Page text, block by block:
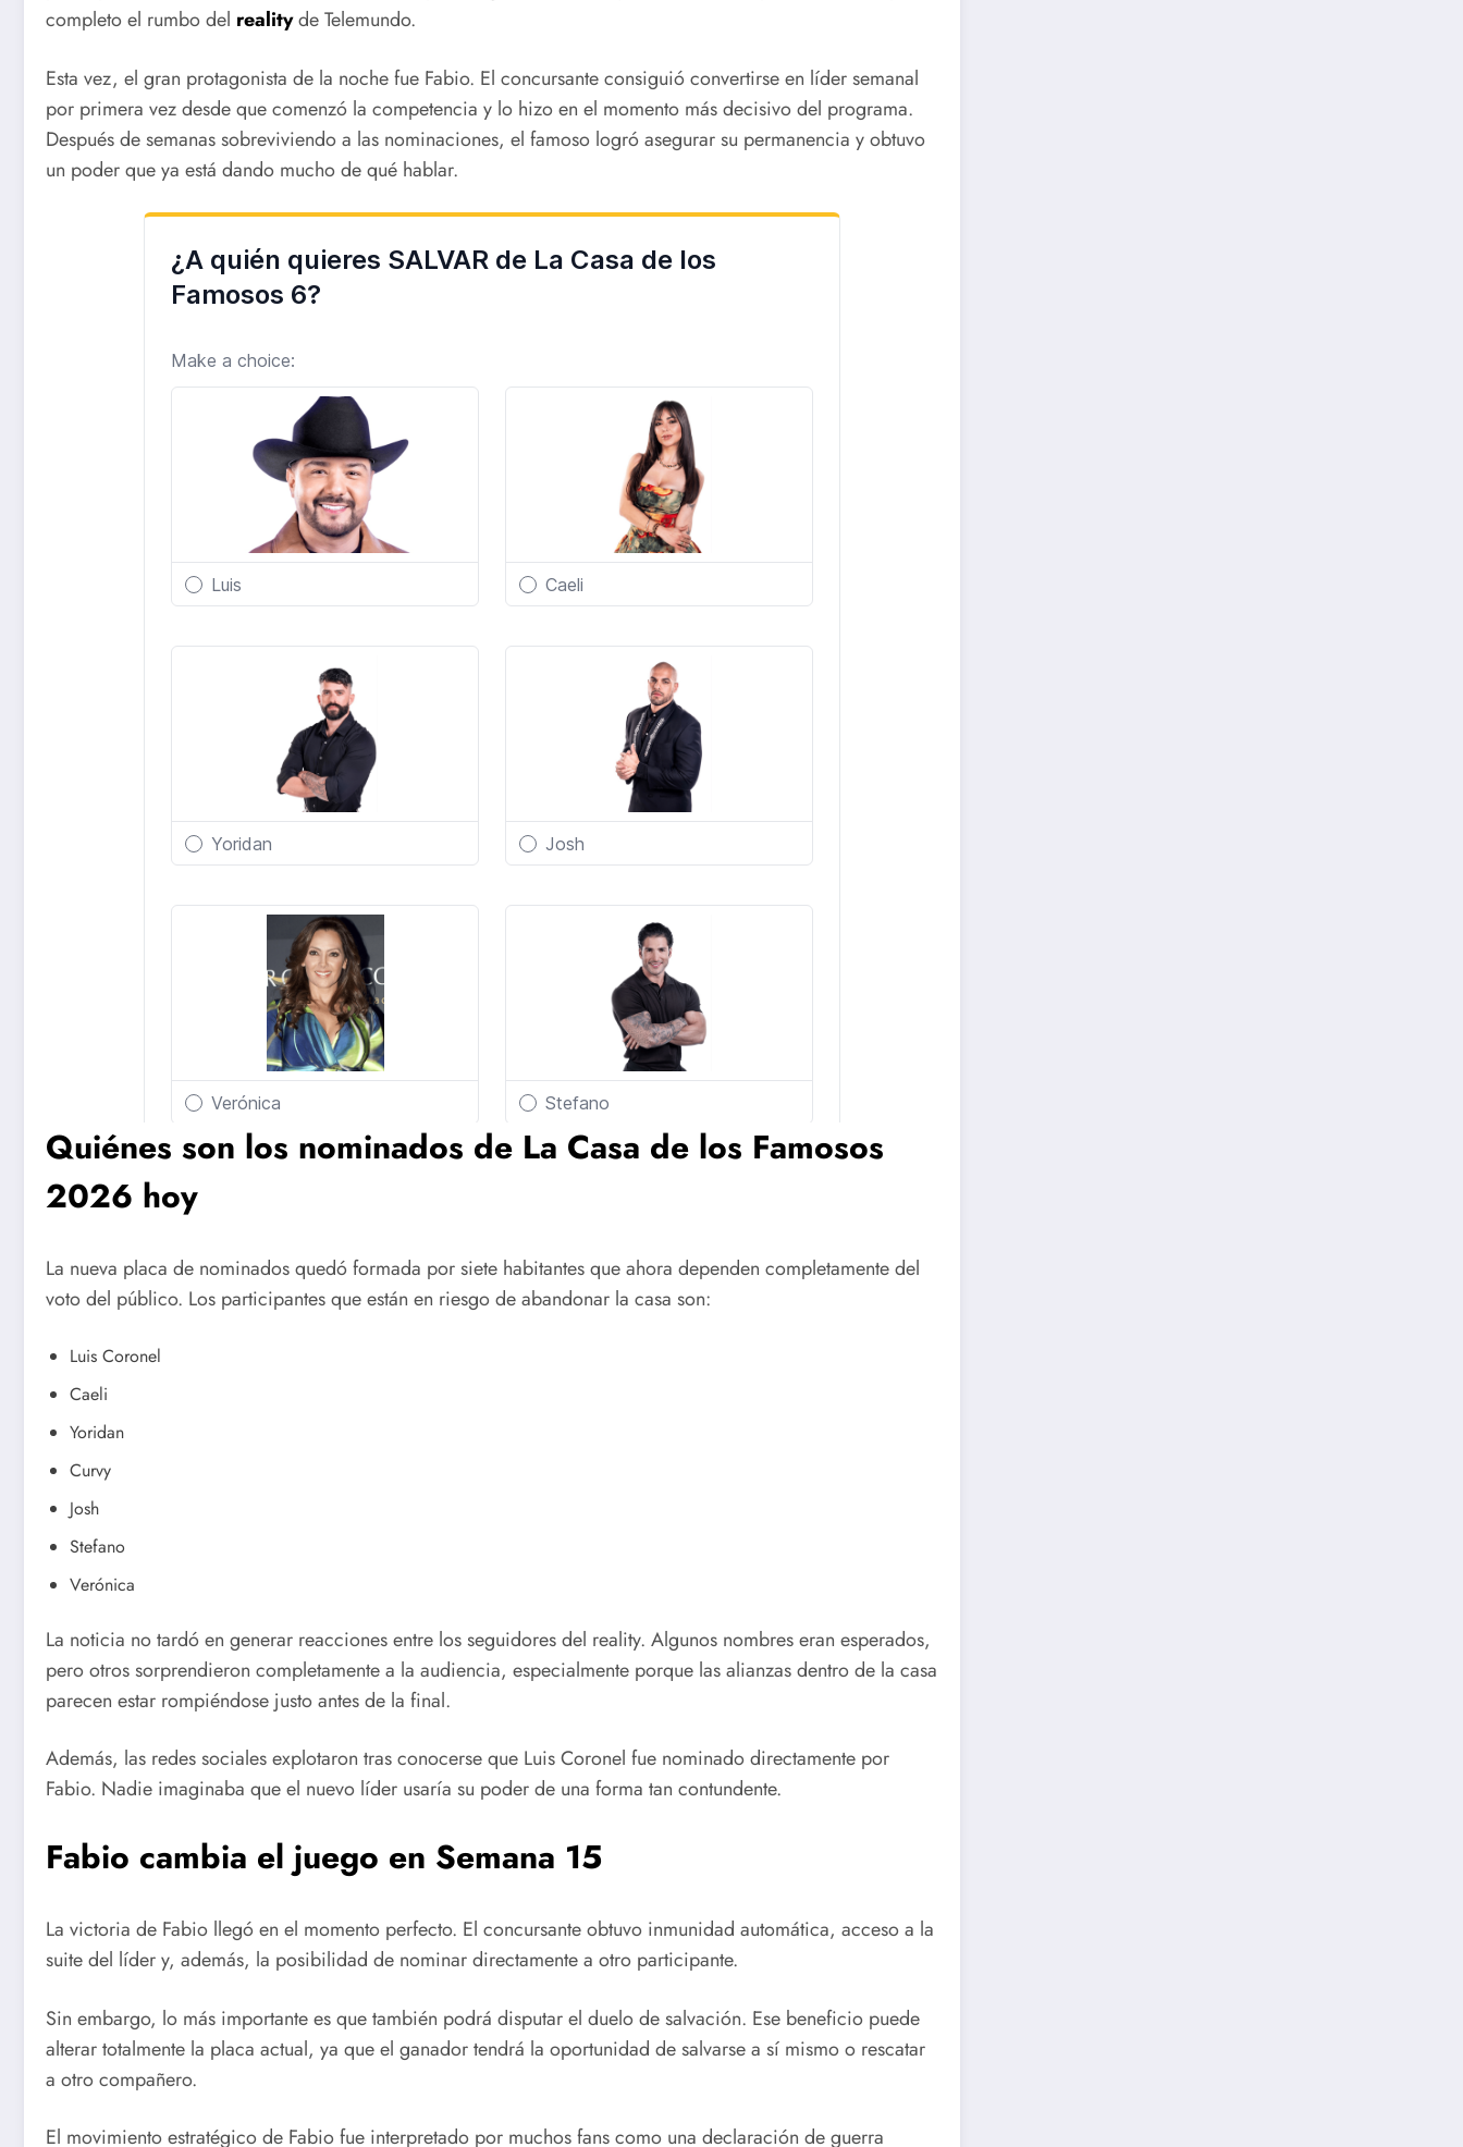
completo el rumbo del realityde Telemundo.
Esta vez, el gran protagonista de la noche fue Fabio. El concursante consiguió convertirse en líder semanal
por primera vez desde que comenzó la competencia y lo hizo en el momento más decisivo del programa.
Después de semanas sobreviviendo a las nominaciones, el famoso logró asegurar su permanencia y obtuvo
un poder que ya está dando mucho de qué hablar.
Quiénes son los nominados de La Casa de los Famosos
2026 hoy
La nueva placa de nominados quedó formada por siete habitantes que ahora dependen completamente del
voto del público. Los participantes que están en riesgo de abandonar la casa son:
Luis Coronel
Caeli
Yoridan
Curvy
Josh
Stefano
Verónica
La noticia no tardó en generar reacciones entre los seguidores del reality. Algunos nombres eran esperados,
pero otros sorprendieron completamente a la audiencia, especialmente porque las alianzas dentro de la casa
parecen estar rompiéndose justo antes de la final.
Además, las redes sociales explotaron tras conocerse que Luis Coronel fue nominado directamente por
Fabio. Nadie imaginaba que el nuevo líder usaría su poder de una forma tan contundente.
Fabio cambia el juego en Semana 15
La victoria de Fabio llegó en el momento perfecto. El concursante obtuvo inmunidad automática, acceso a la
suite del líder y, además, la posibilidad de nominar directamente a otro participante.
Sin embargo, lo más importante es que también podrá disputar el duelo de salvación. Ese beneficio puede
alterar totalmente la placa actual, ya que el ganador tendrá la oportunidad de salvarse a sí mismo o rescatar
a otro compañero.
El movimiento estratégico de Fabio fue interpretado por muchos fans como una declaración de guerra